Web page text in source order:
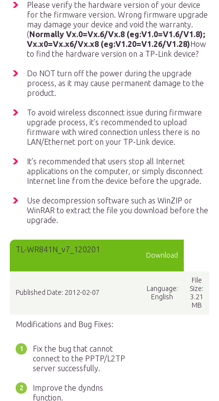
Please verify the hardware version of your device
for the firmware version. Wrong firmware upgrade
may damage your device and void the warranty.
(Normally Vx.0=Vx.6/Vx.8 (eg:V1.0=V1.6/V1.8);
Vx.x0=Vx.x6/Vx.x8 (eg:V1.20=V1.26/V1.28)How
to find the hardware version on a TP-Link device?
Do NOT turn off the power during the upgrade
process, as it may cause permanent damage to the
product.
To avoid wireless disconnect issue during firmware
upgrade process, it’s recommended to upload
firmware with wired connection unless there is no
LAN/Ethernet port on your TP-Link device.
It’s recommended that users stop all Internet
applications on the computer, or simply disconnect
Internet line from the device before the upgrade.
Use decompression software such as WinZIP or
WinRAR to extract the file you download before the
upgrade.
TL-WR841N_v7_120201
Download
Published Date: 2012-02-07
Language:
English
File
Size:
3.21
MB
Modifications and Bug Fixes:
Fix the bug that cannot
connect to the PPTP/L2TP
server successfully.
Improve the dyndns
function.